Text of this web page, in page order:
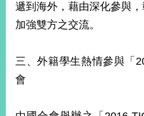
遞到海外，藉由深化參與
加強雙方之交流。
三、外籍學生熱情參與「
會